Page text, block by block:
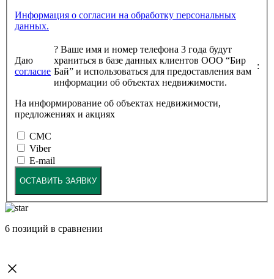
Информация о согласии на обработку персональных
данных.
Даю
согласие
? Ваше имя и номер телефона 3 года будут
храниться в базе данных клиентов ООО “Бир
Бай” и использоваться для предоставления вам
информации об объектах недвижимости.
:
На информирование об объектах недвижимости,
предложениях и акциях
СМС
Viber
E-mail
ОСТАВИТЬ ЗАЯВКУ
6 позиций в сравнении